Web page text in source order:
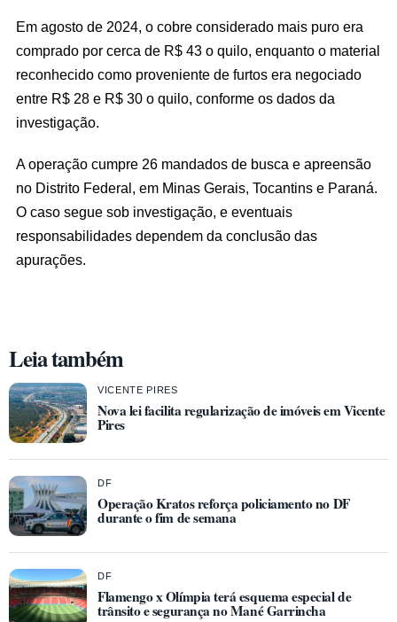
Em agosto de 2024, o cobre considerado mais puro era
comprado por cerca de R$ 43 o quilo, enquanto o material
reconhecido como proveniente de furtos era negociado
entre R$ 28 e R$ 30 o quilo, conforme os dados da
investigação.
A operação cumpre 26 mandados de busca e apreensão
no Distrito Federal, em Minas Gerais, Tocantins e Paraná.
O caso segue sob investigação, e eventuais
responsabilidades dependem da conclusão das
apurações.
Leia também
VICENTE PIRES
Nova lei facilita regularização de imóveis em Vicente
Pires
DF
Operação Kratos reforça policiamento no DF
durante o fim de semana
DF
Flamengo x Olímpia terá esquema especial de
trânsito e segurança no Mané Garrincha